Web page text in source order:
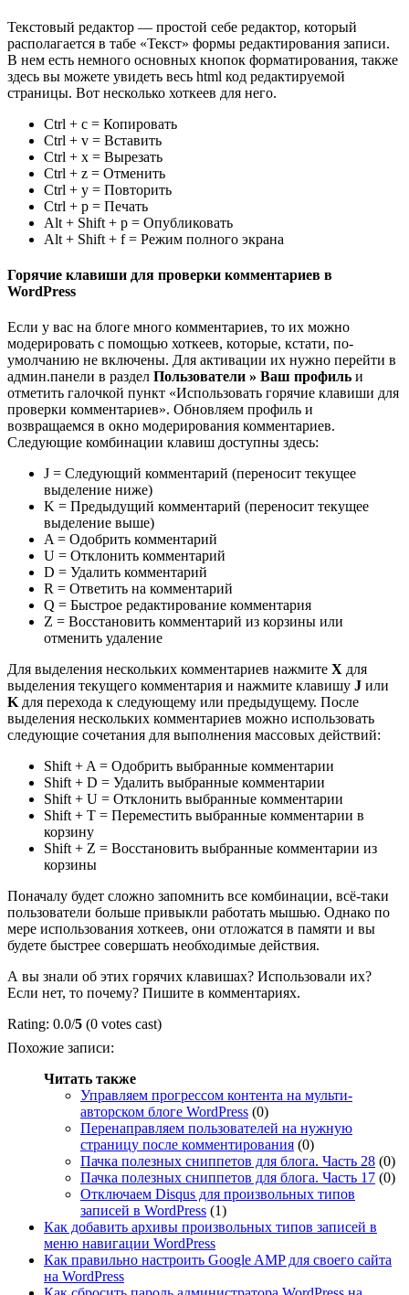
Текстовый редактор — простой себе редактор, который
располагается в табе «Текст» формы редактирования записи.
В нем есть немного основных кнопок форматирования, также
здесь вы можете увидеть весь html код редактируемой
страницы. Вот несколько хоткеев для него.
Ctrl + c = Копировать
Ctrl + v = Вставить
Ctrl + x = Вырезать
Ctrl + z = Отменить
Ctrl + y = Повторить
Ctrl + p = Печать
Alt + Shift + p = Опубликовать
Alt + Shift + f = Режим полного экрана
Горячие клавиши для проверки комментариев в
WordPress
Если у вас на блоге много комментариев, то их можно
модерировать с помощью хоткеев, которые, кстати, по-
умолчанию не включены. Для активации их нужно перейти в
админ.панели в раздел Пользователи » Ваш профиль и
отметить галочкой пункт «Использовать горячие клавиши для
проверки комментариев». Обновляем профиль и
возвращаемся в окно модерирования комментариев.
Следующие комбинации клавиш доступны здесь:
J = Следующий комментарий (переносит текущее
выделение ниже)
K = Предыдущий комментарий (переносит текущее
выделение выше)
A = Одобрить комментарий
U = Отклонить комментарий
D = Удалить комментарий
R = Ответить на комментарий
Q = Быстрое редактирование комментария
Z = Восстановить комментарий из корзины или
отменить удаление
Для выделения нескольких комментариев нажмите X для
выделения текущего комментария и нажмите клавишу J или
K для перехода к следующему или предыдущему. После
выделения нескольких комментариев можно использовать
следующие сочетания для выполнения массовых действий:
Shift + A = Одобрить выбранные комментарии
Shift + D = Удалить выбранные комментарии
Shift + U = Отклонить выбранные комментарии
Shift + T = Переместить выбранные комментарии в
корзину
Shift + Z = Восстановить выбранные комментарии из
корзины
Поначалу будет сложно запомнить все комбинации, всё-таки
пользователи больше привыкли работать мышью. Однако по
мере использования хоткеев, они отложатся в памяти и вы
будете быстрее совершать необходимые действия.
А вы знали об этих горячих клавишах? Использовали их?
Если нет, то почему? Пишите в комментариях.
Rating: 0.0/5 (0 votes cast)
Похожие записи:
Читать также
Управляем прогрессом контента на мульти-
авторском блоге WordPress (0)
Перенаправляем пользователей на нужную
страницу после комментирования (0)
Пачка полезных сниппетов для блога. Часть 28 (0)
Пачка полезных сниппетов для блога. Часть 17 (0)
Отключаем Disqus для произвольных типов
записей в WordPress (1)
Как добавить архивы произвольных типов записей в
меню навигации WordPress
Как правильно настроить Google AMP для своего сайта
на WordPress